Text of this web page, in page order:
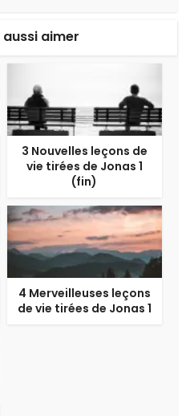
aimer
3 Nouvelles leçons de
vie tirées de Jonas 1
(fin)
4 Merveilleuses leçons
de vie tirées de Jonas 1